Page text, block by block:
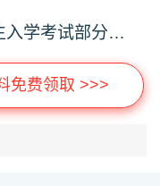
关于调整2027年硕士研究生入学考试部分专业考试科目的通知
免费领取 >>>